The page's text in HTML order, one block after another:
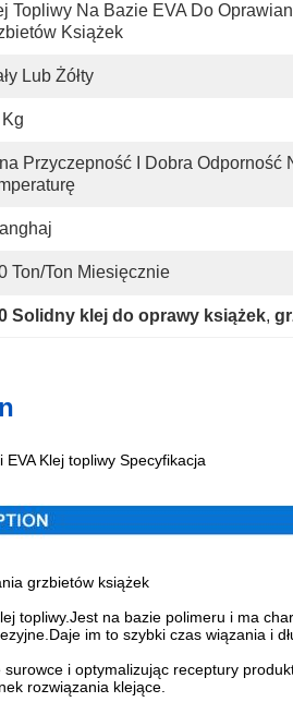
Topliwy Na Bazie EVA Do
Książek
Lub Żółty
Przyczepność I Dobra Odporność
Ton/ton Miesięcznie
Solidny klej do oprawy książek,
Klej topliwy Specyfikacja
grzbietów książek
topliwy.Jest na bazie polimeru i ma
im to szybki czas wiązania i
i optymalizując receptury
rozwiązania klejące.